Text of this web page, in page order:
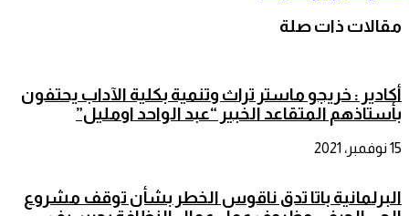
مقالات ذات صلة
أكادير : خريجو ماستر تراث وتنمية بكلية الآداب يحتفون
بأستاذهم المتقاعد الخبير “عبد الواحد اومليل”
15 نوفمبر، 2021
البرلمانية باتا تدق ناقوس الخطر بشأن توقف مشروع